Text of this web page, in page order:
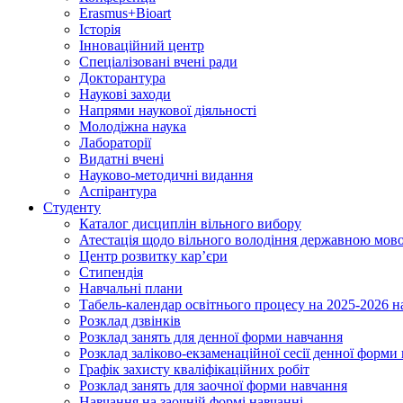
Erasmus+Bioart
Історія
Інноваційний центр
Спеціалізовані вчені ради
Докторантура
Наукові заходи
Напрями наукової діяльності
Молодіжна наука
Лабораторії
Видатні вчені
Науково-методичні видання
Аспірантура
Студенту
Каталог дисциплін вільного вибору
Атестація щодо вільного володіння державною
Центр розвитку кар’єри
Стипендія
Навчальні плани
Табель-календар освітнього процесу на 2025-2026
Розклад дзвінків
Розклад занять для денної форми навчання
Розклад заліково-екзаменаційної сесії денної
Графік захисту кваліфікаційних робіт
Розклад занять для заочної форми навчання